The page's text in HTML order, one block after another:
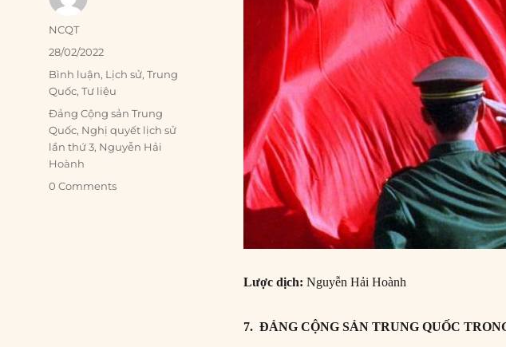
Lược dịch:Nguyễn Hải Hoành
7. ĐẢNG CỘNG SẢN TRUNG QUỐC
Author
NCQT
Posted
on
28/02/2022
Categories
Bình luận, Lịch sử,Trung
Quốc,Tư liệu
Tags
Đảng Cộng sản Trung
Quốc, Nghị quyết lịch sử
lần thứ 3, Nguyễn Hải
Hoành
0 Comments